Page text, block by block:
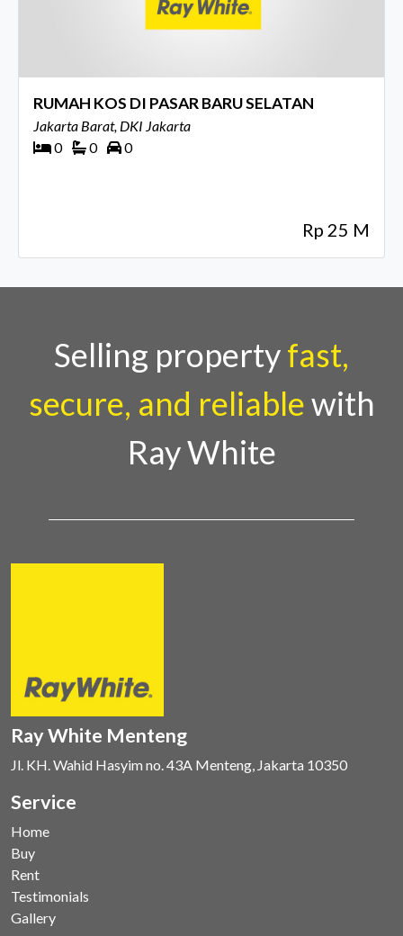
RUMAH KOS DI PASAR BARU SELATAN
Jakarta Barat, DKI Jakarta
0
0 0
Rp 25 M
Selling propertyfast,
secure, and reliablewith
Ray White
Ray White Menteng
Jl. KH. Wahid Hasyim no. 43A Menteng, Jakarta 10350
Service
Home
Buy
Rent
Testimonials
Gallery